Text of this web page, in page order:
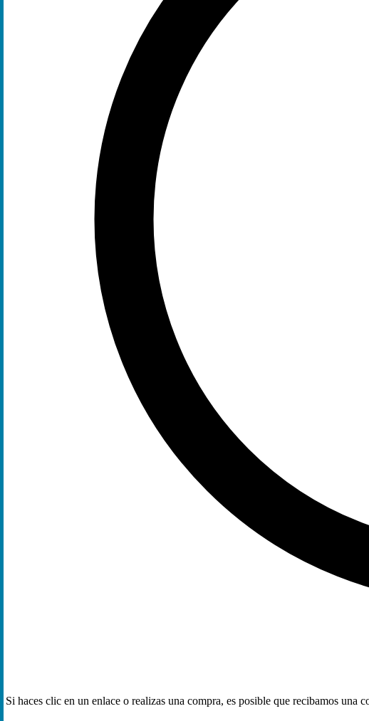
Si haces clic en un enlace o realizas una compra, es posible que recibamos